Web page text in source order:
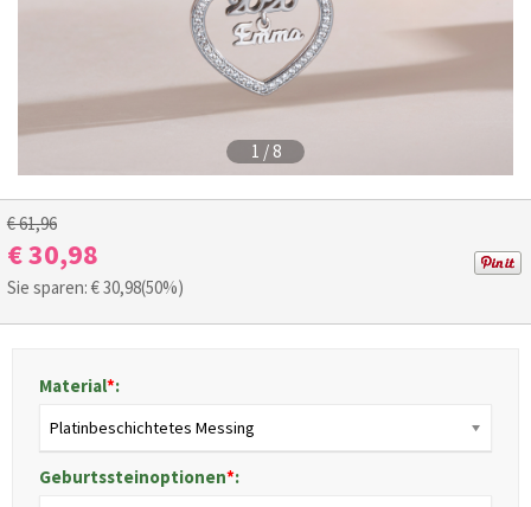
1 /8
€ 61,96
€ 30,98
Sie sparen: €30,98(50%)
Material*:
Platinbeschichtetes Messing
Geburtssteinoptionen*: